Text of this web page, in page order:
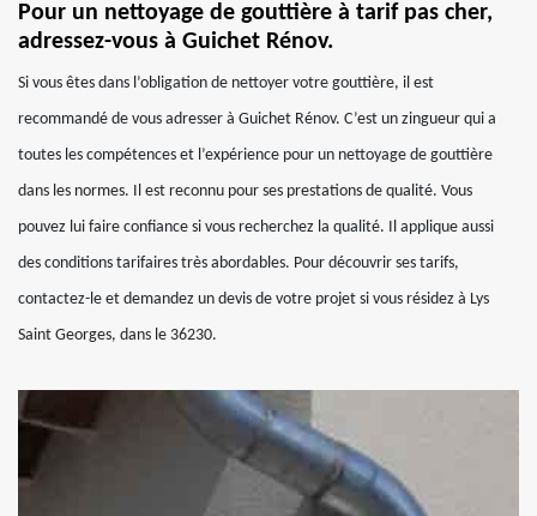
Pour un nettoyage de gouttière à tarif pas cher,
adressez-vous à Guichet Rénov.
Si vous êtes dans l’obligation de nettoyer votre gouttière, il est
recommandé de vous adresser à Guichet Rénov. C’est un zingueur qui a
toutes les compétences et l’expérience pour un nettoyage de gouttière
dans les normes. Il est reconnu pour ses prestations de qualité. Vous
pouvez lui faire confiance si vous recherchez la qualité. Il applique aussi
des conditions tarifaires très abordables. Pour découvrir ses tarifs,
contactez-le et demandez un devis de votre projet si vous résidez à Lys
Saint Georges, dans le 36230.